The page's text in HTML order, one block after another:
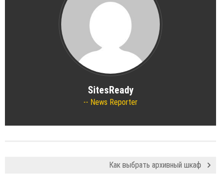
SitesReady
News Reporter
Как выбрать архивный шкаф